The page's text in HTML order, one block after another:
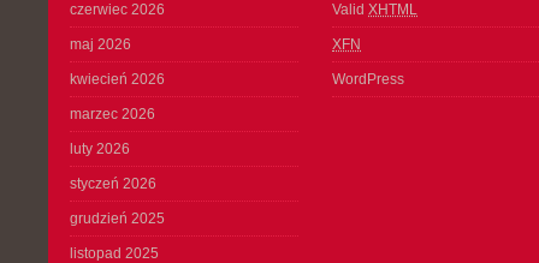
czerwiec 2026
maj 2026
kwiecień 2026
marzec 2026
luty 2026
styczeń 2026
grudzień 2025
listopad 2025
Valid XHTML
XFN
WordPress